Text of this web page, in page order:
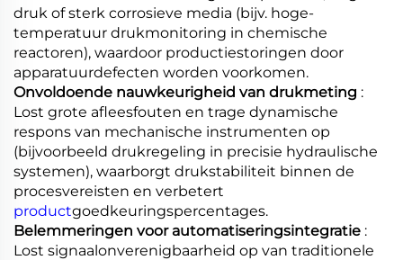
druk of sterk corrosieve media (bijv. hoge-
temperatuur drukmonitoring in chemische
reactoren), waardoor productiestoringen door
apparatuurdefecten worden voorkomen.
Onvoldoende nauwkeurigheid van drukmeting :
Lost grote afleesfouten en trage dynamische
respons van mechanische instrumenten op
(bijvoorbeeld drukregeling in precisie hydraulische
systemen), waarborgt drukstabiliteit binnen de
procesvereisten en verbetert
productgoedkeuringspercentages.
Belemmeringen voor automatiseringsintegratie :
Lost signaalonverenigbaarheid op van traditionele